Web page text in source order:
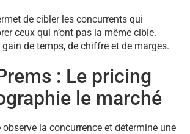
de cibler les concurrents qui
ceux qui n’ont pas la même cible.
gain de temps, de chiffre et de marges.
: Le pricing
le marché
la concurrence et détermine une